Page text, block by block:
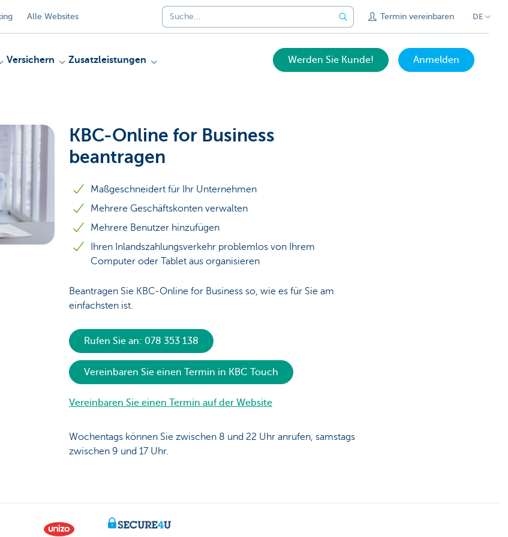
Alle Websites Termin vereinbaren DE
Versichern Zusatzleistungen Werden Sie Kunde! Anmelden
KBC-Online for Business
beantragen
Maßgeschneidert für Ihr Unternehmen
Mehrere Geschäftskonten verwalten
Mehrere Benutzer hinzufügen
Ihren Inlandszahlungsverkehr problemlos von Ihrem
Computer oder Tablet aus organisieren
Beantragen Sie KBC-Online for Business so, wie es für Sie am
einfachsten ist.
Rufen Sie an: 078 353 138
Vereinbaren Sie einen Termin in KBC Touch
Vereinbaren Sie einen Termin auf der Website
Wochentags können Sie zwischen 8 und 22 Uhr anrufen, samstags
zwischen 9 und 17 Uhr.